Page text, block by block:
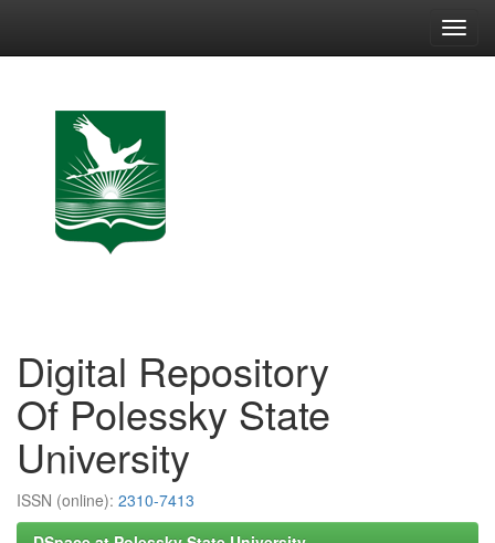
Digital Repository
Of Polessky State
University
ISSN (online): 2310-7413